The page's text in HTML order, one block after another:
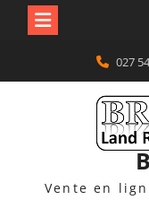
content
027
Vente en